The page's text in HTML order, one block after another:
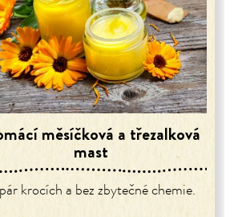
měsíčková a třezalková
mast
krocích a bez zbytečné chemie.